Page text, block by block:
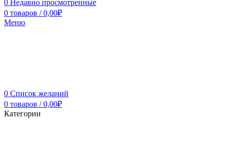
0 Недавно просмотренные
0 товаров / 0,00₽
Меню
0 Список желаний
0 товаров / 0,00₽
Категории